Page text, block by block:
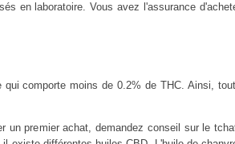
en laboratoire. Vous avez l'assurance
comporte moins de 0.2% de THC. Ainsi,
un premier achat, demandez conseil sur le